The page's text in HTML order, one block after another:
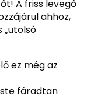
A friss levegő
ahhoz,
„utolsó
ez még az
fáradtan